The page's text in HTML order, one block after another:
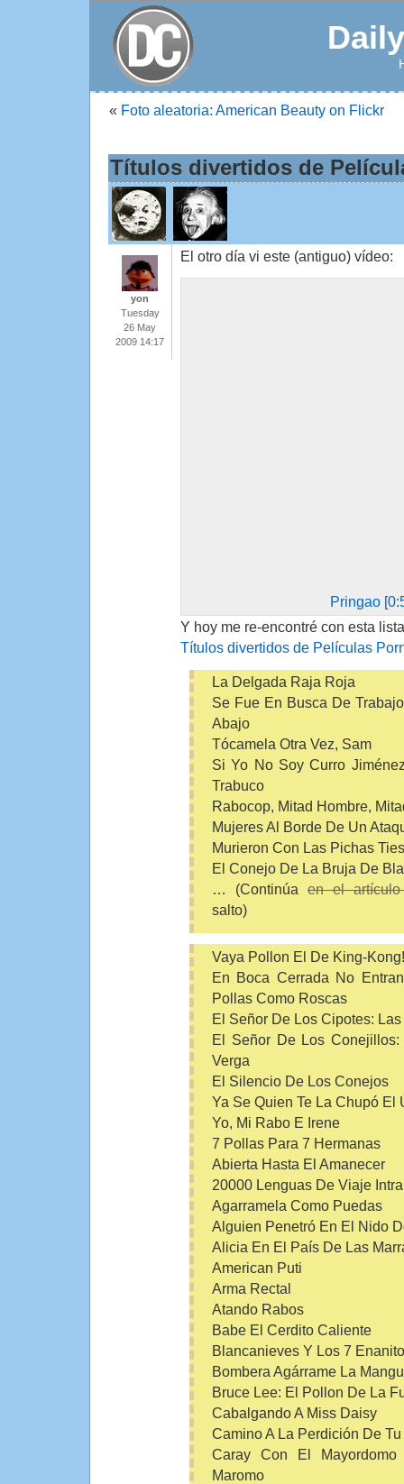
« Foto aleatoria: American Beauty on Flickr
Títulos divertidos de
yon
Tuesday
26 May
2009 14:17
El otro día vi este (antiguo) vídeo:
Pringao
Y hoy me re-encontré con esta
Títulos divertidos de Películas
La Delgada Raja Roja
Se Fue En Busca De
Abajo
Tócamela Otra Vez, Sam
Si Yo No Soy Curro
Trabuco
Rabocop, Mitad Hombre,
Mujeres Al Borde De Un
Murieron Con Las Pichas
El Conejo De La Bruja De
… (Continúa en el artículo
salto)
Vaya Pollon El De King-Kong!
En Boca Cerrada No
Pollas Como Roscas
El Señor De Los Cipotes:
El Señor De Los
Verga
El Silencio De Los Conejos
Ya Se Quien Te La Chupó El
Yo, Mi Rabo E Irene
7 Pollas Para 7 Hermanas
Abierta Hasta El Amanecer
20000 Lenguas De Viaje
Agarramela Como Puedas
Alguien Penetró En El Nido
Alicia En El País De Las
American Puti
Arma Rectal
Atando Rabos
Babe El Cerdito Caliente
Blancanieves Y Los 7
Bombera Agárrame La
Bruce Lee: El Pollon De La
Cabalgando A Miss Daisy
Camino A La Perdición De
Caray Con El
Maromo